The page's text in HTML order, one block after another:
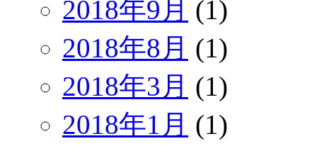
2018年9月 (1)
2018年8月 (1)
2018年3月 (1)
2018年1月 (1)